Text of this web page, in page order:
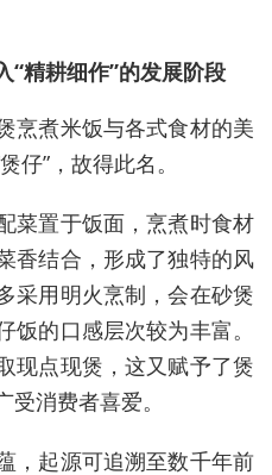
“精耕细作”的发展阶段
烹煮米饭与各式食材的美
仔”，故得此名。
菜置于饭面，烹煮时食材
香结合，形成了独特的风
采用明火烹制，会在砂煲
的口感层次较为丰富。
现点现煲，这又赋予了煲
消费者喜爱。
，起源可追溯至数千年前